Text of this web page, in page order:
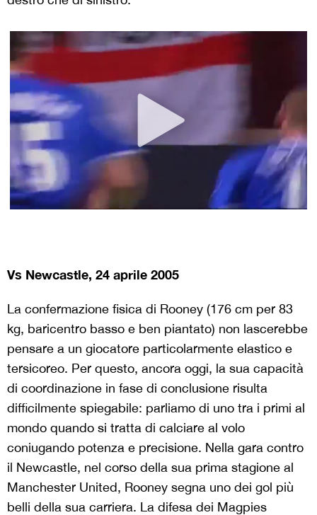
Vs Newcastle, 24 aprile 2005
La confermazione fisica di Rooney (176 cm per 83
kg, baricentro basso e ben piantato) non lascerebbe
pensare a un giocatore particolarmente elastico e
tersicoreo. Per questo, ancora oggi, la sua capacità
di coordinazione in fase di conclusione risulta
difficilmente spiegabile: parliamo di uno tra i primi al
mondo quando si tratta di calciare al volo
coniugando potenza e precisione. Nella gara contro
il Newcastle, nel corso della sua prima stagione al
Manchester United, Rooney segna uno dei gol più
belli della sua carriera. La difesa dei Magpies